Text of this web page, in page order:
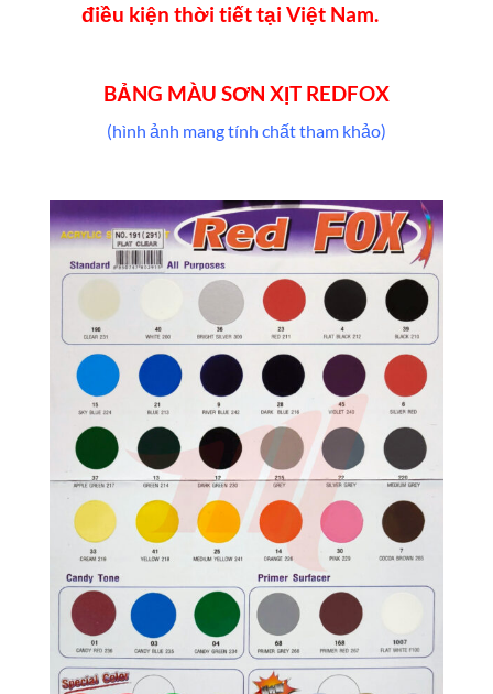
điều kiện thời tiết tại Việt Nam.
BẢNG MÀU SƠN XỊT REDFOX
(hình ảnh mang tính chất tham khảo)